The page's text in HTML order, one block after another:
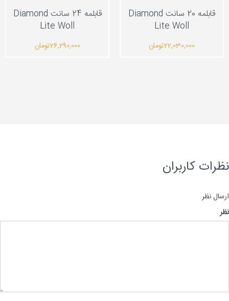
قابلمه 24 سانت Diamond
Lite Woll
26,290,000تومان
قابلمه 20 سانت Diamond
Lite Woll
22,030,000تومان
کاربران
نظر